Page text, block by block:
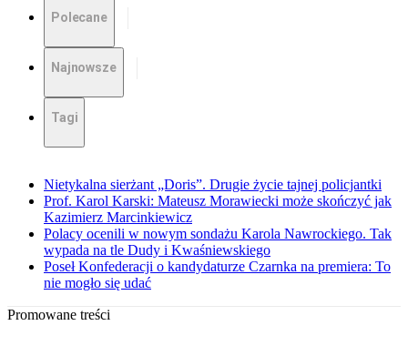
Polecane
Najnowsze
Tagi
Nietykalna sierżant „Doris”. Drugie życie tajnej policjantki
Prof. Karol Karski: Mateusz Morawiecki może skończyć jak
Kazimierz Marcinkiewicz
Polacy ocenili w nowym sondażu Karola Nawrockiego. Tak
wypada na tle Dudy i Kwaśniewskiego
Poseł Konfederacji o kandydaturze Czarnka na premiera: To
nie mogło się udać
Promowane treści